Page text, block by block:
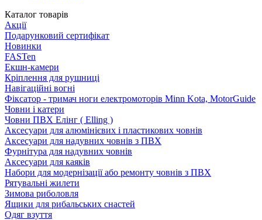
Каталог товарів
Акції
Подарунковий сертифікат
Новинки
FASTen
Екшн-камери
Кріплення для рушниці
Навігаційні вогні
Фіксатор - тримач ноги електромоторів Minn Kota, MotorGuide
Човни і катери
Човни ПВХ Елінг ( Elling )
Аксесуари для алюмінієвих і пластикових човнів
Аксесуари для надувних човнів з ПВХ
Фурнітура для надувних човнів
Аксесуари для каяків
Набори для модернізації або ремонту човнів з ПВХ
Рятувальні жилети
Зимова риболовля
Ящики для рибальських снастей
Одяг взуття